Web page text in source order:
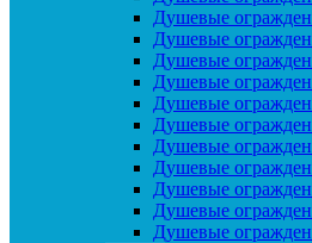
Душевые
Душевые
Душевые
Душевые
Душевые
Душевые
Душевые
Душевые
Душевые
Душевые
Душевые